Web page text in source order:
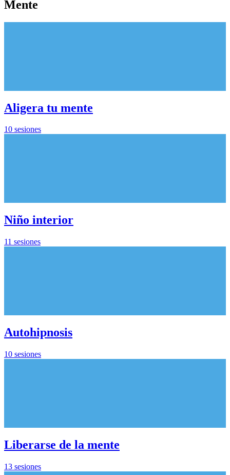
Mente
Aligera tu mente
10 sesiones
Niño interior
11 sesiones
Autohipnosis
10 sesiones
Liberarse de la mente
13 sesiones